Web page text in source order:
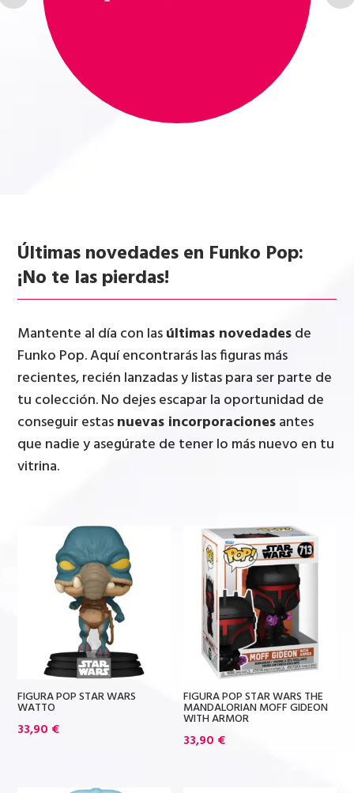
Últimas novedades en Funko Pop:
¡No te las pierdas!
Mantente al día con lasúltimas novedadesde
Funko Pop. Aquí encontrarás las figuras más
recientes, recién lanzadas y listas para ser parte de
tu colección. No dejes escapar la oportunidad de
conseguir estasnuevas incorporacionesantes
que nadie y asegúrate de tener lo más nuevo en tu
vitrina.
FIGURA POP STAR WARS
WATTO
33,90 €
FIGURA POP STAR WARS THE
MANDALORIAN MOFF GIDEON
WITH ARMOR
33,90 €